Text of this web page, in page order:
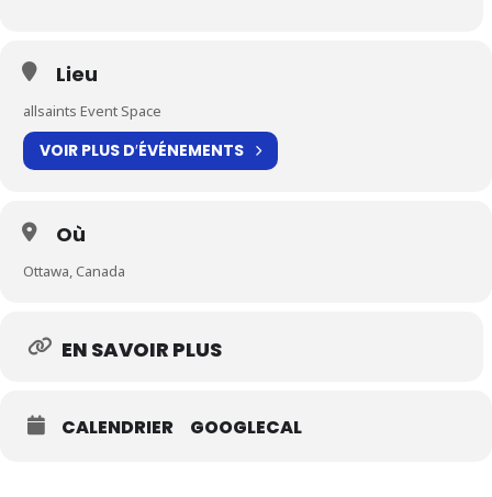
Lieu
allsaints Event Space
VOIR PLUS D′ÉVÉNEMENTS
Où
Ottawa, Canada
EN SAVOIR PLUS
CALENDRIER GOOGLECAL